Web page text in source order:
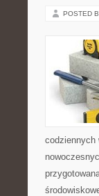
POSTED
codziennych